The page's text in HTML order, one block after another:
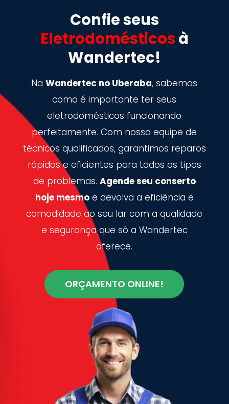
Confie seus
Eletrodomésticos à
Wandertec!
NaWandertec no Uberaba, sabemos
como é importante ter seus
eletrodomésticos funcionando
perfeitamente. Com nossa equipe de
técnicos qualificados, garantimos reparos
rápidos e eficientes para todos os tipos
de problemas. Agende seu conserto
hoje mesmoe devolva a eficiência e
comodidade ao seu lar com a qualidade
e segurança que só a Wandertec
oferece.
ORÇAMENTO ONLINE!